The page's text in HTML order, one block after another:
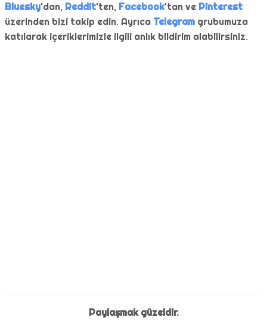
Bluesky'dan, Reddit'ten, Facebook'tan ve Pinterest
üzerinden bizi takip edin. Ayrıca Telegram grubumuza
katılarak içeriklerimizle ilgili anlık bildirim alabilirsiniz.
Paylaşmak güzeldir.